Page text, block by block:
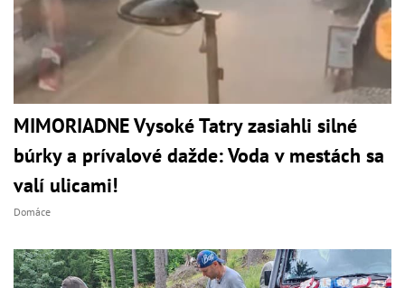
MIMORIADNE Vysoké Tatry zasiahli silné
búrky a prívalové dažde: Voda v mestách sa
valí ulicami!
Domáce